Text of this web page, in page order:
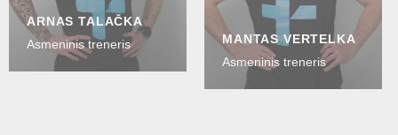
ARNAS TALAČKA
Asmeninis treneris
MANTAS VERTELKA
Asmeninis treneris